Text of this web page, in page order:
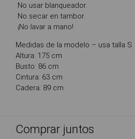
No usar blanqueador.
No secar en tambor.
¡No lavar a mano!
Medidas de la modelo – usa talla S
Altura: 175 cm
Busto: 86 cm
Cintura: 63 cm
Cadera: 89 cm
Comprar juntos